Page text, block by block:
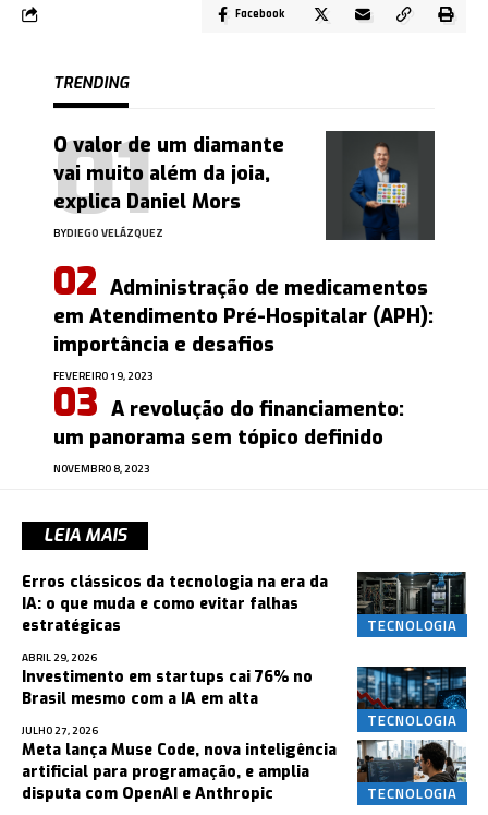
Facebook
TRENDING
O valor de um diamante
vai muito além da joia,
explica Daniel Mors
BYDIEGO VELÁZQUEZ
Administração de medicamentos
em Atendimento Pré-Hospitalar (APH):
importância e desafios
FEVEREIRO 19, 2023
A revolução do financiamento:
um panorama sem tópico definido
NOVEMBRO 8, 2023
LEIA MAIS
TECNOLOGIA
Erros clássicos da tecnologia na era da
IA: o que muda e como evitar falhas
estratégicas
ABRIL 29, 2026
TECNOLOGIA
Investimento em startups cai 76% no
Brasil mesmo com a IA em alta
JULHO 27, 2026
TECNOLOGIA
Meta lança Muse Code, nova inteligência
artificial para programação, e amplia
disputa com OpenAI e Anthropic